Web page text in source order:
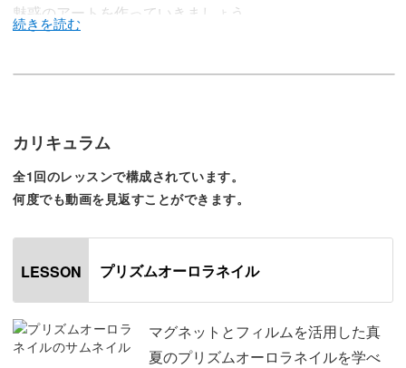
魅惑のアートを作っていきましょう。
上げられる時短デザイン。
それなのに、キラキラした華やかさがお客様を虜にするネ
使用するのは、透明感の高いマグネットジェルと、プリズ
ム柄の転写式フィルム。
カリキュラム
全1回のレッスンで構成されています。
何度でも動画を見返すことができます。
LESSON プリズムオーロラネイル
マグネットとフィルムを活用した真
夏のプリズムオーロラネイルを学べ